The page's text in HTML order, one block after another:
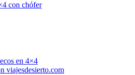
con chófer
en 4×4
viajesdesierto.com